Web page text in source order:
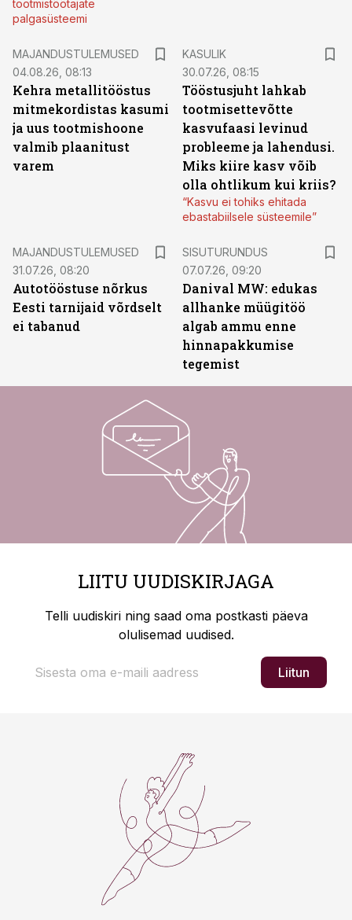
tootmistöötajate
palgasüsteemi
MAJANDUSTULEMUSED
04.08.26, 08:13
Kehra metallitööstus
mitmekordistas kasumi
ja uus tootmishoone
valmib plaanitust
varem
KASULIK
30.07.26, 08:15
Tööstusjuht lahkab
tootmisettevõtte
kasvufaasi levinud
probleeme ja lahendusi.
Miks kiire kasv võib
olla ohtlikum kui kriis?
“Kasvu ei tohiks ehitada
ebastabiilsele süsteemile”
MAJANDUSTULEMUSED
31.07.26, 08:20
Autotööstuse nõrkus
Eesti tarnijaid võrdselt
ei tabanud
SISUTURUNDUS
07.07.26, 09:20
Danival MW: edukas
allhanke müügitöö
algab ammu enne
hinnapakkumise
tegemist
LIITU UUDISKIRJAGA
Telli uudiskiri ning saad oma postkasti päeva
olulisemad uudised.
Liitun